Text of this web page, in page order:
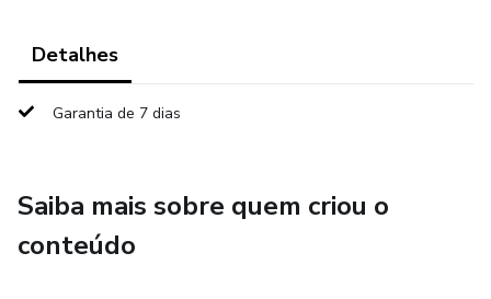
Detalhes
Garantia de 7 dias
Saiba mais sobre quem criou o
conteúdo